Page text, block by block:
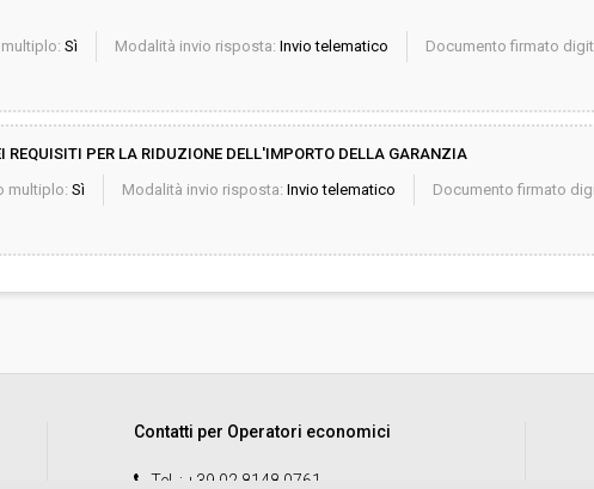
Sì Modalità invio risposta: Invio telematico Documento firmato
REQUISITI PER LA RIDUZIONE DELL'IMPORTO DELLA GARANZIA
multiplo: Sì Modalità invio risposta: Invio telematico Documento firmato
Contatti per Operatori economici
Tel. : +39 02 8148 0761